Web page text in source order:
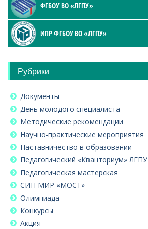
ФГБОУ ВО «ЛГПУ»
ИПР ФГБОУ ВО «ЛГПУ»
Рубрики
Документы
День молодого специалиста
Методические рекомендации
Научно-практические мероприятия
Наставничество в образовании
Педагогический «Кванториум» ЛГПУ
Педагогическая мастерская
СИП МИР «МОСТ»
Олимпиада
Конкурсы
Акция